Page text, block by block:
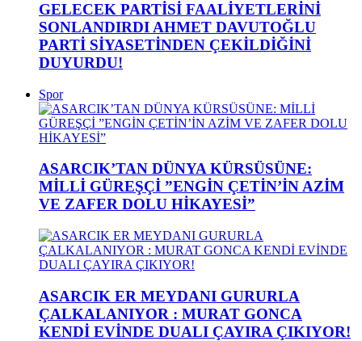
GELECEK PARTİSİ FAALİYETLERİNİ
SONLANDIRDI AHMET DAVUTOĞLU
PARTİ SİYASETİNDEN ÇEKİLDİĞİNİ
DUYURDU!
Spor
ASARCIK’TAN DÜNYA KÜRSÜSÜNE:
MİLLİ GÜREŞÇİ ”ENGİN ÇETİN’İN AZİM
VE ZAFER DOLU HİKAYESİ”
ASARCIK ER MEYDANI GURURLA
ÇALKALANIYOR : MURAT GONCA
KENDİ EVİNDE DUALI ÇAYIRA ÇIKIYOR!